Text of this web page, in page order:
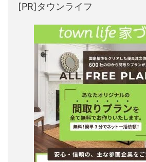
[PR]タウンライフ